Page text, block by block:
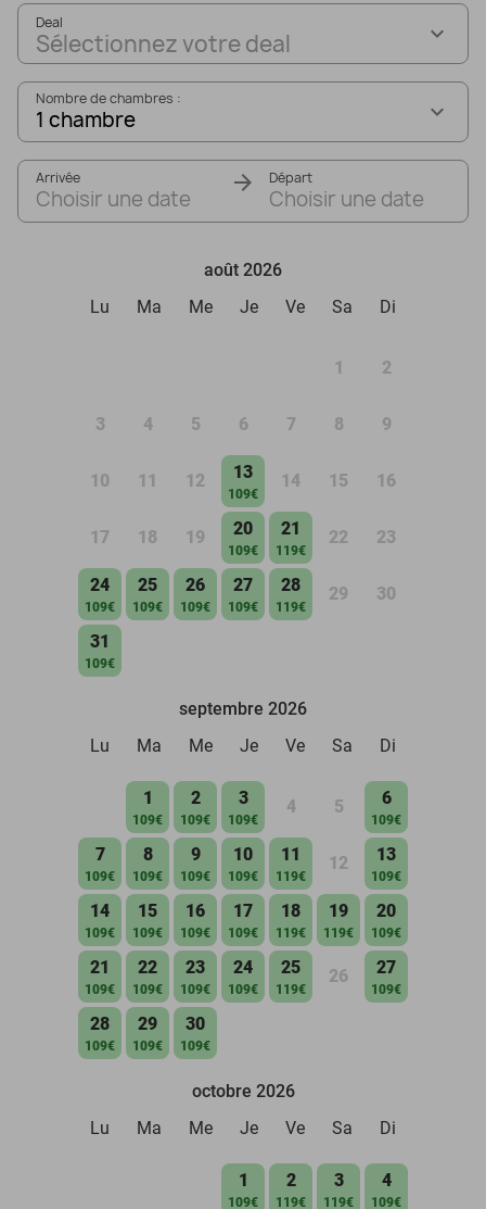
Deal
Sélectionnez votre deal
Nombre de chambres :
1 chambre
Arrivée
Choisir une date
Départ
Choisir une date
août 2026
Lu
Ma Me Je Ve Sa Di
1 2
3 4 5 6 7 8 9
10 11 12 13
109€
14 15 16
17 18 19 20
109€
21
119€
22 23
24
109€
25
109€
26
109€
27
109€
28
119€
29 30
31
109€
septembre 2026
Lu
Ma Me Je Ve Sa Di
1
109€
2
109€
3
109€
4 5 6
109€
7
109€
8
109€
9
109€
10
109€
11
119€
12 13
109€
14
109€
15
109€
16
109€
17
109€
18
119€
19
119€
20
109€
21
109€
22
109€
23
109€
24
109€
25
119€
26 27
109€
28
109€
29
109€
30
109€
octobre 2026
Lu
Ma Me Je Ve Sa Di
1
109€
2
119€
3
119€
4
109€